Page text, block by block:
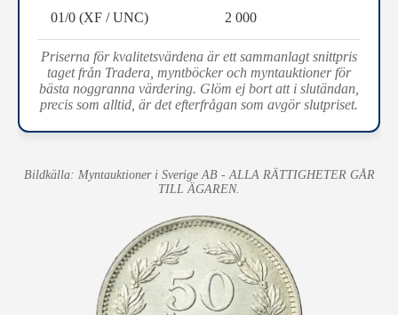
01/0 (XF / UNC) 2 000
Priserna för kvalitetsvärdena är ett sammanlagt snittpris
taget från Tradera, myntböcker och myntauktioner för
bästa noggranna värdering. Glöm ej bort att i slutändan,
precis som alltid, är det efterfrågan som avgör slutpriset.
Bildkälla: Myntauktioner i Sverige AB - ALLA RÄTTIGHETER GÅR
TILL ÄGAREN.